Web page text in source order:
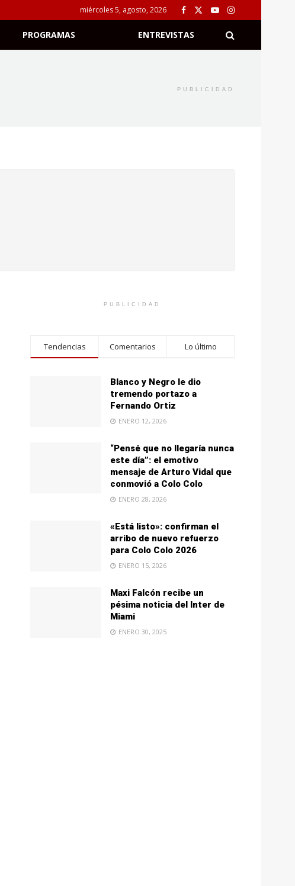
miércoles 5, agosto, 2026
PROGRAMAS ENTREVISTAS
PUBLICIDAD
PUBLICIDAD
Tendencias Comentarios Lo último
Blanco y Negro le dio
tremendo portazo a
Fernando Ortiz
ENERO 12, 2026
“Pensé que no llegaría nunca
este día”: el emotivo
mensaje de Arturo Vidal que
conmovió a Colo Colo
ENERO 28, 2026
«Está listo»: confirman el
arribo de nuevo refuerzo
para Colo Colo 2026
ENERO 15, 2026
Maxi Falcón recibe un
pésima noticia del Inter de
Miami
ENERO 30, 2025